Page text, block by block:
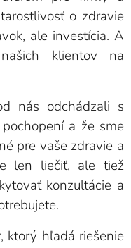
o zdravie
ale investícia. A
klientov na
nás odchádzali s
a že sme
pre vaše zdravie a
len liečiť, ale tiež
konzultácie a
ktorý hľadá riešenie